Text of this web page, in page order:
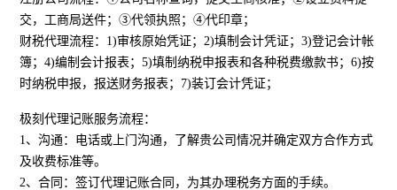
交，工商局送件；③代领执照；④代印章；
财税代理流程：1)审核原始凭证；2)填制会计凭证；3)登记会计帐
簿；4)编制会计报表；5)填制纳税申报表和各种税费缴款书；6)按
时纳税申报，报送财务报表；7)装订会计凭证；
极刻代理记账服务流程：
1、沟通：电话或上门沟通，了解贵公司情况并确定双方合作方式
及收费标准等。
2、合同：签订代理记账合同，为其办理税务方面的手续。